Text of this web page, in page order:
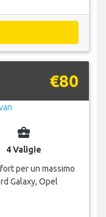
€80
business_center
4 Valigie
per un massimo
Galaxy, Opel